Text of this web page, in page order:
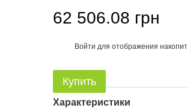
62 506.08 грн
Войти для отображения
Купить
Характеристики